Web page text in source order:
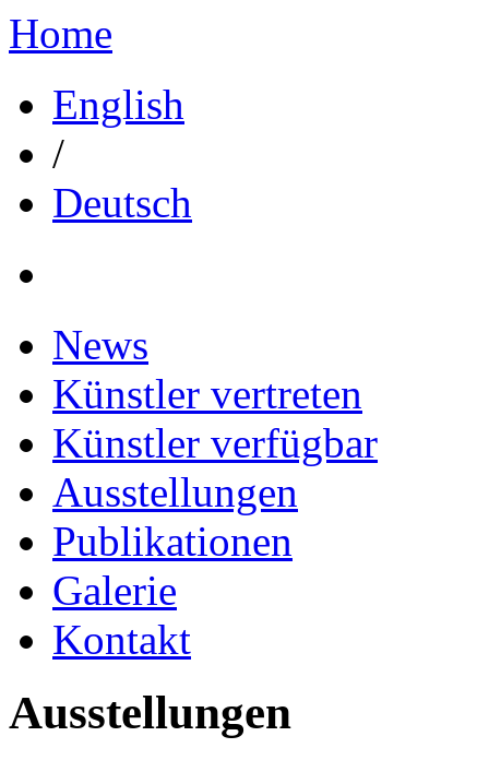
Home
English
/
Deutsch
News
Künstler vertreten
Künstler verfügbar
Ausstellungen
Publikationen
Galerie
Kontakt
Ausstellungen